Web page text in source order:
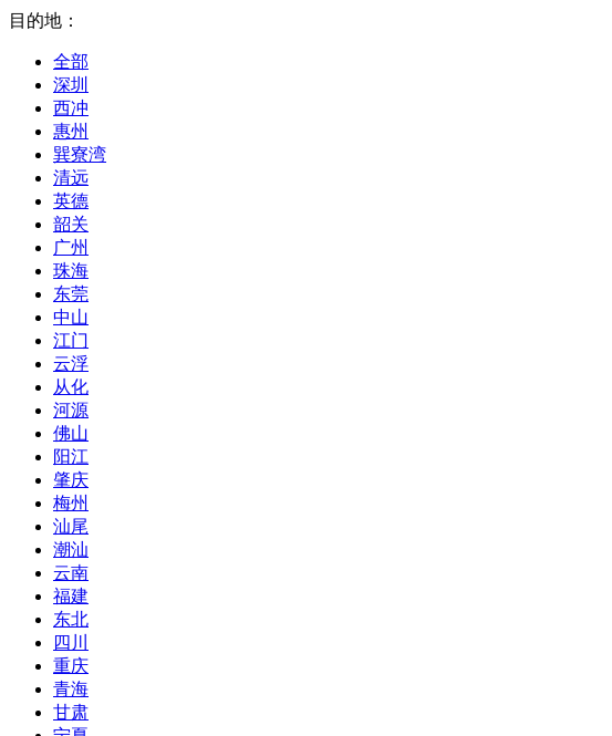
目的地：
全部
深圳
西冲
惠州
巽寮湾
清远
英德
韶关
广州
珠海
东莞
中山
江门
云浮
从化
河源
佛山
阳江
肇庆
梅州
汕尾
潮汕
云南
福建
东北
四川
重庆
青海
甘肃